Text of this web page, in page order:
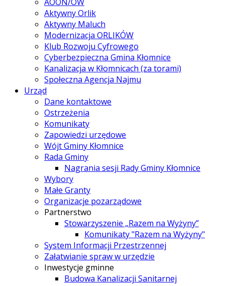
Aktywny Orlik
Aktywny Maluch
Modernizacja ORLIKÓW
Klub Rozwoju Cyfrowego
Cyberbezpieczna Gmina Kłomnice
Kanalizacja w Kłomnicach (za torami)
Społeczna Agencja Najmu
Urząd
Dane kontaktowe
Ostrzeżenia
Komunikaty
Zapowiedzi urzędowe
Wójt Gminy Kłomnice
Rada Gminy
Nagrania sesji Rady Gminy Kłomnice
Wybory
Małe Granty
Organizacje pozarządowe
Partnerstwo
Stowarzyszenie „Razem na Wyżyny”
Komunikaty "Razem na Wyżyny"
System Informacji Przestrzennej
Załatwianie spraw w urzędzie
Inwestycje gminne
Budowa Kanalizacji Sanitarnej